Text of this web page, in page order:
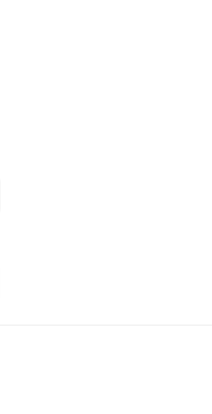
シェアする
する